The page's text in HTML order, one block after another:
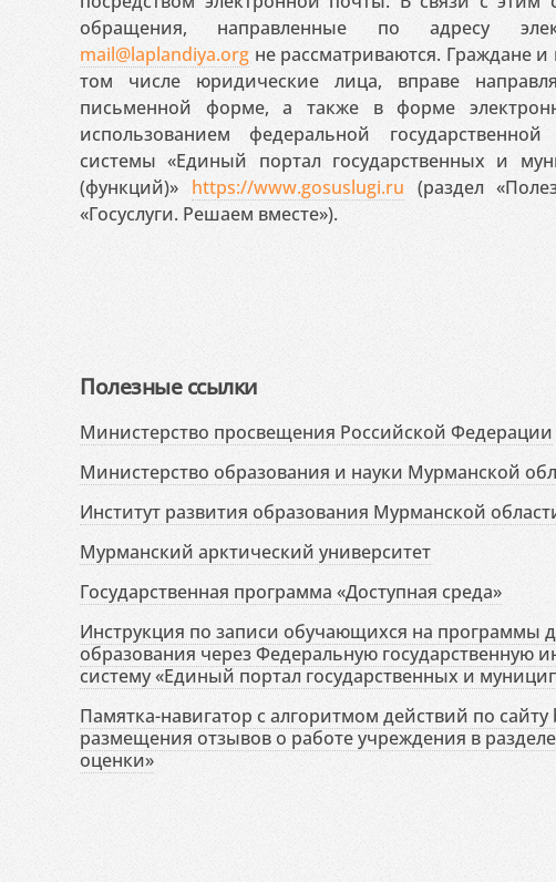
обращения, направленные по адресу
mail@laplandiya.org не рассматриваются. Граждане
том числе юридические лица, вправе
письменной форме, а также в форме
использованием федеральной
системы «Единый портал государственных и
(функций)» https://www.gosuslugi.ru (раздел
«Госуслуги. Решаем вместе»).
Полезные ссылки
Министерство просвещения Российской Федерации
Министерство образования и науки Мурманской
Институт развития образования Мурманской
Мурманский арктический университет
Государственная программа «Доступная среда»
Инструкция по записи обучающихся на программы
образования через Федеральную государственную
систему «Единый портал государственных и
Памятка-навигатор с алгоритмом действий по сайту
размещения отзывов о работе учреждения в
оценки»